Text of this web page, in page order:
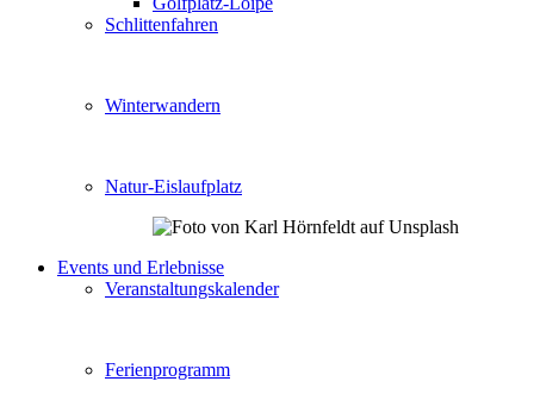
Schlittenfahren
Winterwandern
Natur-Eislaufplatz
Events und Erlebnisse
Veranstaltungskalender
Ferienprogramm